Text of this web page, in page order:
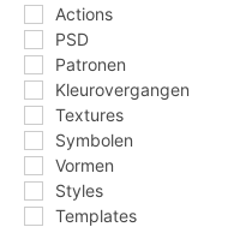
Actions
PSD
Patronen
Kleurovergangen
Textures
Symbolen
Vormen
Styles
Templates